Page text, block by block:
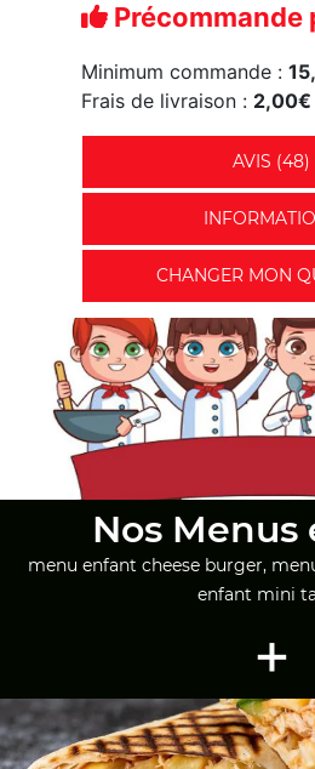
Précommande
Minimum commande :
Frais de livraison : 2,00€
AVIS (48)
CHANGER MON
Nos
menu enfant cheese burger,
enfant mini
+